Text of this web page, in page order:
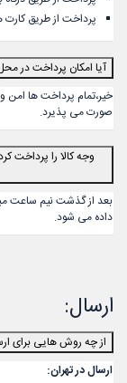
پرداخت از طریق
آیا امکان پرداخت در
خیر،تمام پرداخت ها امن
صورت می پذیرد.
وجه کالا را پرداخت
بعد از گذشت نیم ساعت
داده می شود.
ارسال:
از چه روش هایی برای
ارسال در تهران: